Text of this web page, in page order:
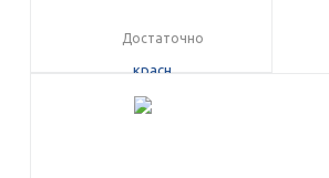
Достаточно